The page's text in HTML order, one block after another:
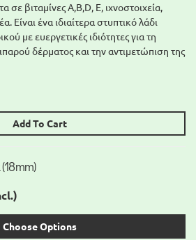
σε βιταμίνες A,Β,D, Ε, ιχνοστοιχεία,
Είναι ένα ιδιαίτερα στυπτικό λάδι
με ευεργετικές ιδιότητες για τη
δέρματος και την αντιμετώπιση της
Add To Cart
Choose Options